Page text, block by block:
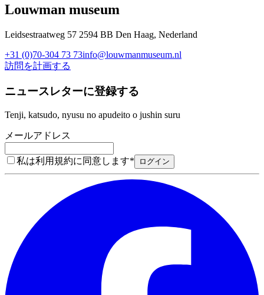
Louwman museum
Leidsestraatweg 57 2594 BB Den Haag, Nederland
+31 (0)70-304 73 73info@louwmanmuseum.nl
訪問を計画する
ニュースレターに登録する
Tenji, katsudo, nyusu no apudeito o jushin suru
メールアドレス
私は利用規約に同意します* ログイン